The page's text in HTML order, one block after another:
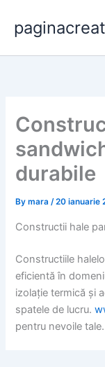
content
durabile
Bymara/20 ianuarie
Constructii hale
Constructiile
eficientă în
izolație termică și
spatele de lucru.
pentru nevoile tale.